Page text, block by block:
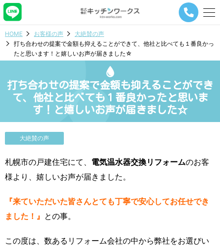
メ
ー
ビ
シ
タ
HOME お客様の声
大絶賛の声
打ち合わせの提案で金額も抑えることができて、他社と比べても１番良かっ
たと思います！と嬉しいお声が届きました☆
打ち合わせの提案で金額も抑えることができ
て、他社と比べても１番良かったと思いま
す！と嬉しいお声が届きました☆
大絶賛の声
札幌市の戸建住宅にて、 電気温水器交換リフォームのお客
様より、嬉しいお声が届きました。
『来ていただいた皆さんとても丁寧で安心してお任せでき
ました！』 との事。
この度は、数あるリフォーム会社の中から弊社をお選びい